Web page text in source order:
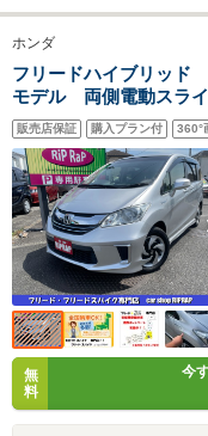
ホンダ
フリードハイブリッ
モデル 両側電動スラ
革シート ナビ ブルー
メラ ETC 2列目キャ
販売店保証 購入プラン付 360°
無
料
今